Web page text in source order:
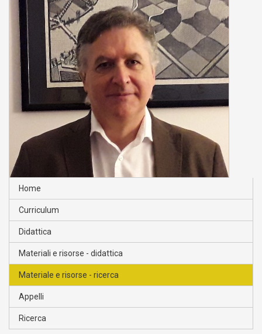
Home
Curriculum
Didattica
Materiali e risorse - didattica
Materiale e risorse - ricerca
Appelli
Ricerca